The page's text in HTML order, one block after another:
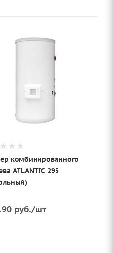
комбинированного
ATLANTIC 295
руб./шт